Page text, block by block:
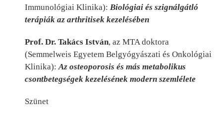
Immunológiai Klinika): Biológiai és szignálgátló
terápiák az arthritisek kezelésében
Prof. Dr. Takács István, az MTA doktora
(Semmelweis Egyetem Belgyógyászati és Onkológiai
Klinika): Az osteoporosis és más metabolikus
csontbetegségek kezelésének modern szemlélete
Szünet